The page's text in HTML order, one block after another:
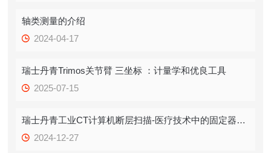
轴类测量的介绍
2024-04-17
瑞士丹青Trimos关节臂 三坐标 ：计量学和优良工具
2025-07-15
瑞士丹青工业CT计算机断层扫描-医疗技术中的固定器测量
2024-12-27